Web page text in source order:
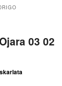
03 02
skarlata